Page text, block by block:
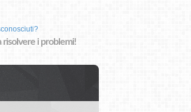
risolvere i problemi!